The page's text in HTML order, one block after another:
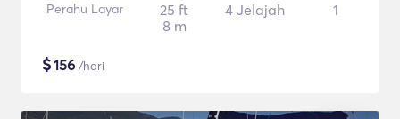
Perahu Layar
25 ft
8 m
4 Jelajah 1
$156 /hari